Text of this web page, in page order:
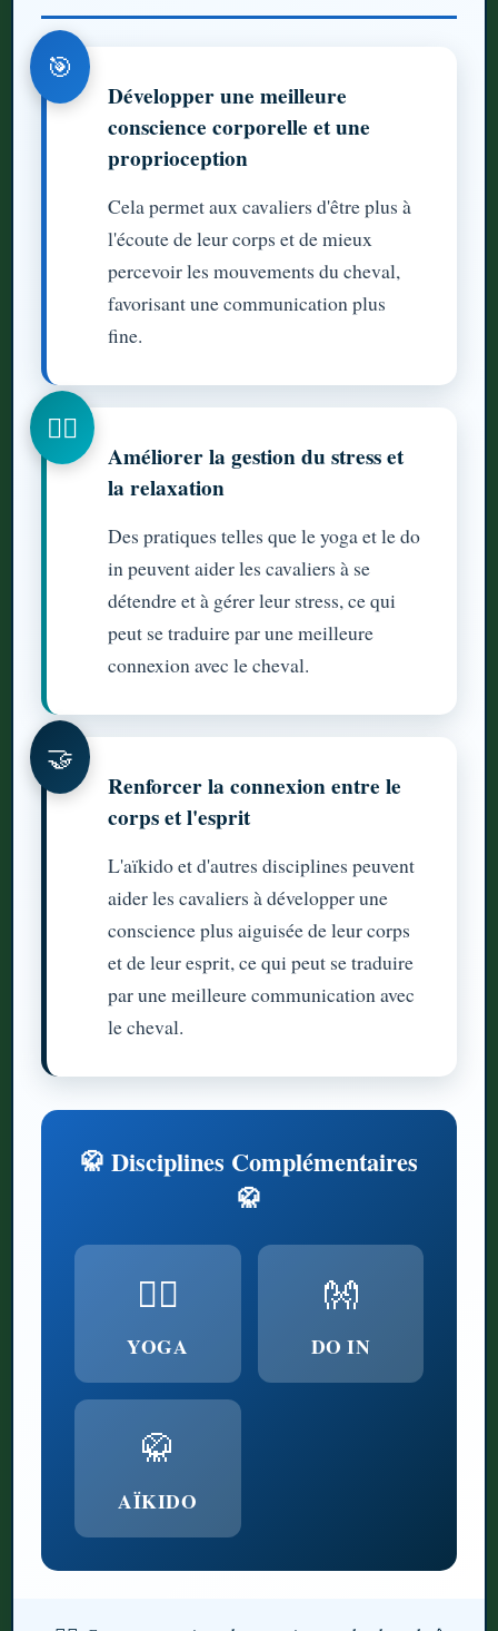
🎯
Développer une meilleure
conscience corporelle et une
proprioception
Cela permet aux cavaliers d'être plus à
l'écoute de leur corps et de mieux
percevoir les mouvements du cheval,
favorisant une communication plus
fine.
🧘‍♀️
Améliorer la gestion du stress et
la relaxation
Des pratiques telles que le yoga et le do
in peuvent aider les cavaliers à se
détendre et à gérer leur stress, ce qui
peut se traduire par une meilleure
connexion avec le cheval.
🤝
Renforcer la connexion entre le
corps et l'esprit
L'aïkido et d'autres disciplines peuvent
aider les cavaliers à développer une
conscience plus aiguisée de leur corps
et de leur esprit, ce qui peut se traduire
par une meilleure communication avec
le cheval.
🥋 Disciplines Complémentaires
🥋
🧘‍♀️
YOGA
👐
DO IN
🥋
AÏKIDO